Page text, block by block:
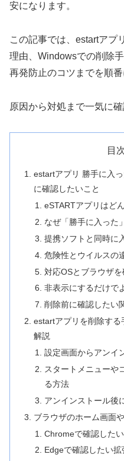
安になります。
この記事では、estartアプ
理由、Windowsでの削除
再発防止のコツまでを順番
原因から対処まで一気に
目
estartアプリ 勝手に入
に確認したいこと
eSTARTアプリはど
なぜ「勝手に入った
提携ソフトと同時に
危険性とウイルスの
対応OSとブラウザ
非表示にするだけで
削除前に確認したい
estartアプリを削除する
解説
設定画面からアンイ
スタートメニューや
る方法
アンインストール後
ブラウザのホーム画面
Chromeで確認した
Edgeで確認したい拡